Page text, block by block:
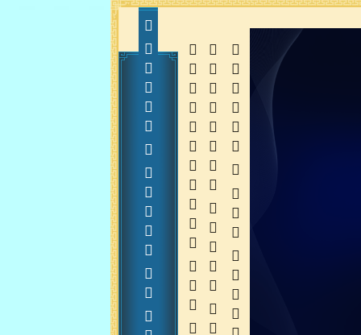
      20150330     